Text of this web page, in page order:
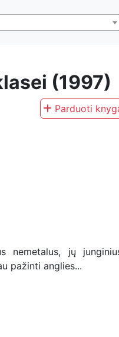
(1997)
Parduoti
nemetalus, jų
pažinti anglies...